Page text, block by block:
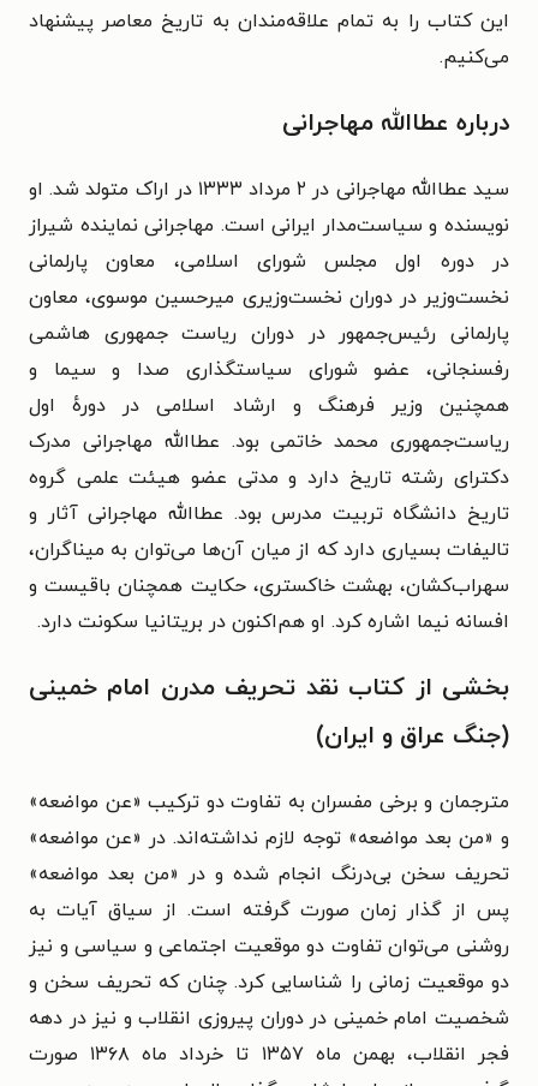
این کتاب را به تمام علاقه‌مندان به تاریخ معاصر پیشنهاد
می‌کنیم.
درباره‌ عطاالله مهاجرانی
سید عطاالله مهاجرانی در ۲ مرداد ۱۳۳۳ در اراک متولد شد. او
نویسنده و سیاست‌مدار ایرانی است. مهاجرانی نماینده شیراز
در دوره اول مجلس شورای اسلامی، معاون پارلمانی
نخست‌وزیر در دوران نخست‌وزیری میرحسین موسوی، معاون
پارلمانی رئیس‌جمهور در دوران ریاست جمهوری هاشمی
رفسنجانی، عضو شورای سیاستگذاری صدا و سیما و
همچنین وزیر فرهنگ و ارشاد اسلامی در دورهٔ اول
ریاست‌جمهوری محمد خاتمی بود. عطاالله مهاجرانی مدرک
دکترای رشته تاریخ دارد و مدتی عضو هیئت علمی گروه
تاریخ دانشگاه تربیت مدرس بود. عطاالله مهاجرانی آثار و
تالیفات بسیاری دارد که از میان آن‌ها می‌توان به میناگران،
سهراب‌کشان، بهشت خاکستری، حکایت همچنان باقیست و
افسانه نیما اشاره کرد. او هم‌اکنون در بریتانیا سکونت دارد.
بخشی از کتاب نقد تحریف مدرن امام خمینی
(جنگ عراق و ایران)
مترجمان و برخی مفسران به تفاوت دو ترکیب «عن مواضعه»
و «من بعد مواضعه» توجه لازم نداشته‌اند. در «عن مواضعه»
تحریف سخن بی‌درنگ انجام شده و در «من بعد مواضعه»
پس از گذار زمان صورت گرفته است. از سیاق آیات به
روشنی می‌توان تفاوت دو موقعیت اجتماعی و سیاسی و نیز
دو موقعیت زمانی را شناسایی کرد. چنان که تحریف سخن و
شخصیت امام خمینی در دوران پیروزی انقلاب و نیز در دهه
فجر انقلاب، بهمن ماه ۱۳۵۷ تا خرداد ماه ۱۳۶۸ صورت